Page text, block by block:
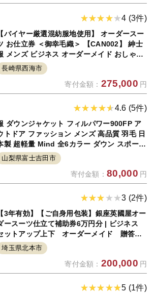
4 (3件)
【バイヤー厳選混紡服地使用】 オーダースー
お仕立券 ＜御幸毛織＞ 【CAN002】 紳士
メンズ ビジネス オーダーメイド おしゃれ
舗 三ツ星 国産生地 スーツ チケット 贈答
フト 御幸 ミユキソーイング
長崎県西海市
寄付金額： 275,000 円
4.6 (5件)
ダウンジャケット フィルパワー900FP ア
トドア ファッション メンズ 高品質 羽毛 日
製 超軽量 Mind 全6カラー ダウン スポーツ
ルフ キャンプ 登山グッズ アウトドア用品
ャンプ用品 プレゼント 男性 ギフト 防寒 お
山梨県富士吉田市
寄付金額：80,000 円
3 (2件)
【3年有効】【ご自身用包装】銀座英國屋オー
ースーツ仕立て補助券6万円分 | ビジネス
ットアップ上下 オーダーメイド 贈答
フト 仕立券 チケット 老舗 高級
埼玉県北本市
寄付金額： 200,000 円
5 (1件)